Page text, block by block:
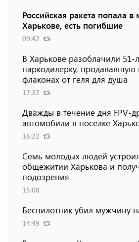
Российская ракета попала в
Харькове, есть погибшие
09:42
В Харькове разоблачили
наркодилерку, продававшую
флаконах от геля для душа
17:37
Дважды в течение дня FPV-
автомобили в поселке
16:22
Семь молодых людей
общежитии Харькова и
подозрения
15:08
Беспилотник убил мужчину
14:49